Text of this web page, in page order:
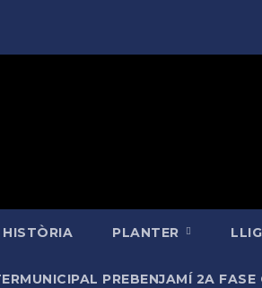
HISTÒRIA PLANTER
PREBENJAMÍ 2A FASE